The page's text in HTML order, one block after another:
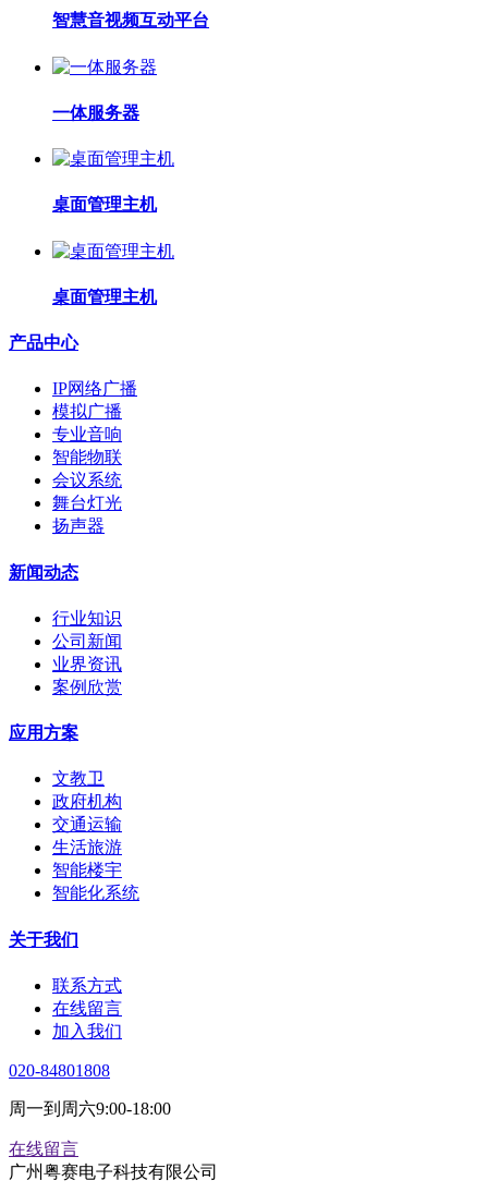
智慧音视频互动平台
一体服务器
桌面管理主机
桌面管理主机
产品中心
IP网络广播
模拟广播
专业音响
智能物联
会议系统
舞台灯光
扬声器
新闻动态
行业知识
公司新闻
业界资讯
案例欣赏
应用方案
文教卫
政府机构
交通运输
生活旅游
智能楼宇
智能化系统
关于我们
联系方式
在线留言
加入我们
020-84801808
周一到周六9:00-18:00
在线留言
广州粤赛电子科技有限公司